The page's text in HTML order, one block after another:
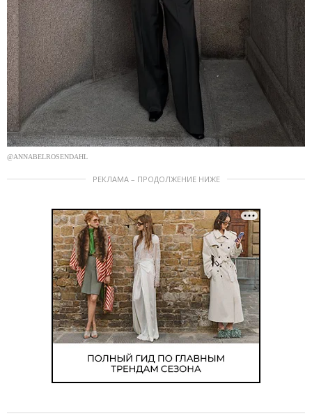
@ANNABELROSENDAHL
РЕКЛАМА – ПРОДОЛЖЕНИЕ НИЖЕ